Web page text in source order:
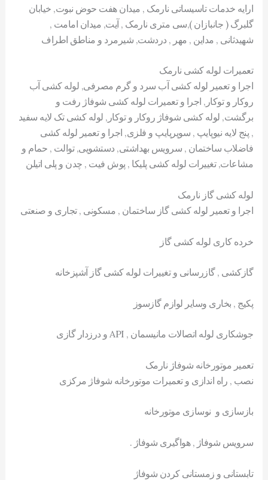
ارایه خدمات تاسیساتی نارمک , میدان هفت حوض نبوت, خیابان
گلبرگ ( جانبازان ),سی متری نارمک , آیت, میدان امامت ,
شهیدثانی , مداین , مهر , دردشت, شیرمرد و مناطق اطراف
تعمیرات لوله کشی نارمک
اجرا و تعمیر لوله کشی آب سرد و گرم مصرفی, لوله کشی آب
روکار و توکار, اجرا و تعمیرات لوله کشی شوفاژ رفت و
برگشت, لوله کشی شوفاژ روکار و توکار, لوله کشی تک لایه سفید
, پنج لایه نیوپایپ , سوپرپایپ و فلزی, اجرا و تعمیر لوله کشی
فاضلاب ساختمان , سرویس بهداشتی, دستشویی, توالت , حمام و
مشاعات, تغییرات لوله کشی پلیکا , پوش فیت , چدن و پلی اتیلن
لوله کشی گاز نارمک
اجرا و تعمیر لوله کشی گاز ساختمان , مسکونی , تجاری و صنعتی
خرده کاری لوله کشی گاز
گازکشی , گازرسانی و تغییرات لوله کشی گاز آشپزخانه
پکیج , بخاری وسایر لوازم گازسوز
جوشکاری لوله اتصالات مانیسمان , API و درزدار گازی
تعمیر موتورخانه شوفاژ نارمک
نصب , راه اندازی و تعمیرات موتورخانه شوفاژ مرکزی
بازسازی و نوسازی موتورخانه
سرویس شوفاژ , هواگیری شوفاژ .
تابستانی و زمستانی کردن شوفاژ